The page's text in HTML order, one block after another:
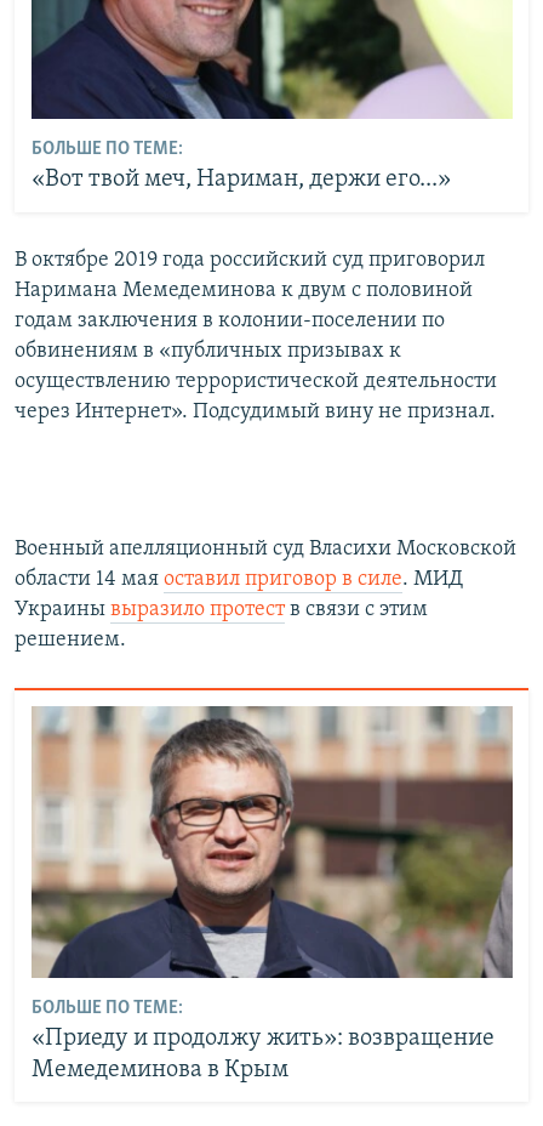
БОЛЬШЕ ПО ТЕМЕ:
«Вот твой меч, Нариман, держи его...»
В октябре 2019 года российский суд приговорил
Наримана Мемедеминова к двум с половиной
годам заключения в колонии-поселении по
обвинениям в «публичных призывах к
осуществлению террористической деятельности
через Интернет». Подсудимый вину не признал.
Военный апелляционный суд Власихи Московской
области 14 мая оставил приговор в силе. МИД
Украины выразило протеств связи с этим
решением.
БОЛЬШЕ ПО ТЕМЕ:
«Приеду и продолжу жить»: возвращение
Мемедеминова в Крым